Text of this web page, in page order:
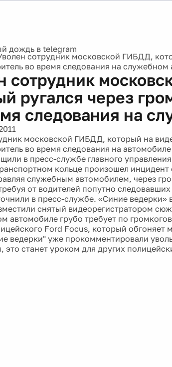
сотрудник московской ГИБДД,
во время следования на служебном
сотрудник
ругался через
следования на
московской ГИБДД, который на
во время следования на
в пресс-службе главного
кольце произошел
служебным автомобилем, через
от водителей попутно
в пресс-службе. «Синие ведерки»
снятый видеорегистратором
автомобиле грубо требует по
Ford Focus, который обгоняет
ведерки" уже прокомментировали
это станет уроком для других